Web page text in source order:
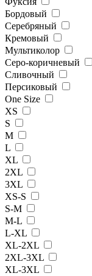
Бордовый
Серебряный
Кремовый
Мультиколор
Серо-коричневый
Сливочный
Персиковый
One Size
XS
S
M
L
XL
2XL
3XL
XS-S
S-M
M-L
L-XL
XL-2XL
2XL-3XL
XL-3XL